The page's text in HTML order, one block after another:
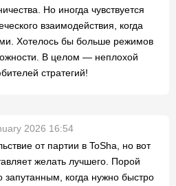
Но иногда чувствуется
взаимодействия, когда
Хотелось бы больше режимов
В целом — неплохой
стратегий!
2026 16:54
от партии в ToSha, но вот
желать лучшего. Порой
запутанным, когда нужно быстро